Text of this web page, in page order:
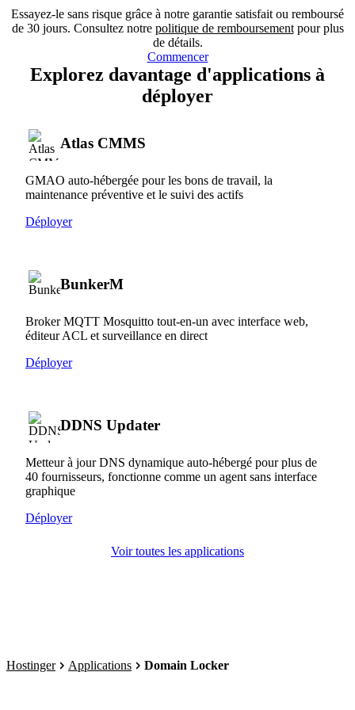
Essayez-le sans risque grâce à notre garantie satisfait ou remboursé
de 30 jours. Consultez notre politique de remboursementpour plus
de détails.
Commencer
Explorez davantage d'applications à
déployer
Atlas CMMS
GMAO auto-hébergée pour les bons de travail, la
maintenance préventive et le suivi des actifs
Déployer
BunkerM
Broker MQTT Mosquitto tout-en-un avec interface web,
éditeur ACL et surveillance en direct
Déployer
DDNS Updater
Metteur à jour DNS dynamique auto-hébergé pour plus de
40 fournisseurs, fonctionne comme un agent sans interface
graphique
Déployer
Voir toutes les applications
Hostinger Applications Domain Locker